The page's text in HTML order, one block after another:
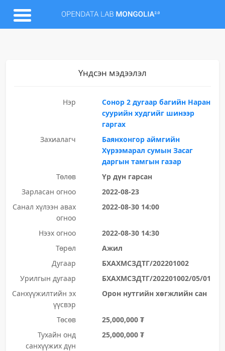
Үндсэн мэдээлэл
Нэр
Сонор 2 дугаар багийн Наран
суурийн худгийг шинээр
гаргах
Захиалагч
Баянхонгор аймгийн
Хүрээмарал сумын Засаг
даргын тамгын газар
Төлөв
Үр дүн гарсан
Зарласан огноо
2022-08-23
Санал хүлээн авах
огноо
2022-08-30 14:00
Нээх огноо
2022-08-30 14:30
Төрөл
Ажил
Дугаар
БХАХМСЗДТГ/202201002
Урилгын дугаар
БХАХМСЗДТГ/202201002/05/01
Санхүүжилтийн эх
үүсвэр
Орон нутгийн хөгжлийн сан
Төсөв
25,000,000 ₮
Тухайн онд
санхүүжих дүн
25,000,000 ₮